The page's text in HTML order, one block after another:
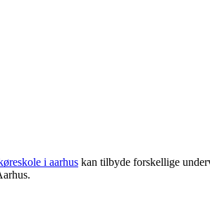
i aarhus kan tilbyde forskellige